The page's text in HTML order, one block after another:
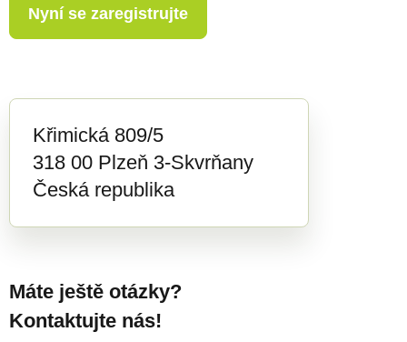
Nyní se zaregistrujte
Křimická 809/5
318 00 Plzeň 3-Skvrňany
Česká republika
Máte ještě otázky?
Kontaktujte nás!